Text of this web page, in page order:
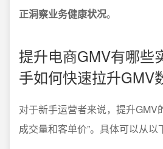
正洞察业务健康状况。
提升电商GMV有哪些
手如何快速拉升GMV
对于新手运营者来说，提升GMV
成交量和客单价”。具体可以从以